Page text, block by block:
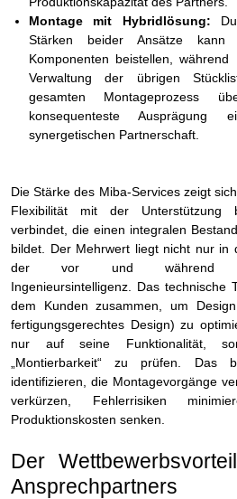
Montage mit Hybridlösung:
Stärken beider Ansätze kann
Komponenten beistellen,
Verwaltung der übrigen
gesamten Montageprozess
konsequenteste Ausprägung
synergetischen Partnerschaft.
Die Stärke des Miba-Services zeigt
Flexibilität mit der Unterstützung
verbindet, die einen integralen
bildet. Der Mehrwert liegt nicht nur in
der vor und während
Ingenieursintelligenz. Das technische
dem Kunden zusammen, um
fertigungsgerechtes Design) zu
nur auf seine Funktionalität,
„Montierbarkeit“ zu prüfen. Das
identifizieren, die Montagevorgänge
verkürzen, Fehlerrisiken
Produktionskosten senken.
Der
Ansprechpartners